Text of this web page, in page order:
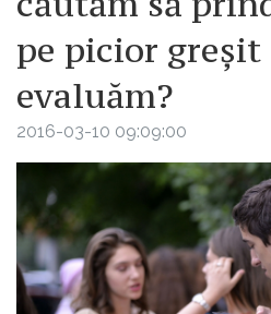
pe picior greșit
evaluăm?
2016-03-10 09:09:00